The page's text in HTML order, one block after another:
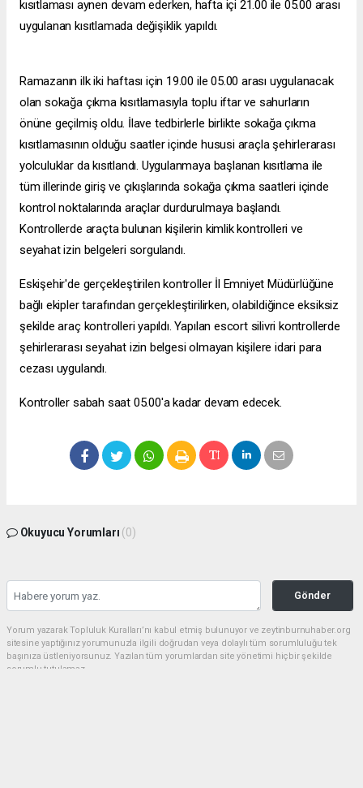
kısıtlaması aynen devam ederken, hafta içi 21.00 ile 05.00 arası
uygulanan kısıtlamada değişiklik yapıldı.
Ramazanın ilk iki haftası için 19.00 ile 05.00 arası uygulanacak
olan sokağa çıkma kısıtlamasıyla toplu iftar ve sahurların
önüne geçilmiş oldu. İlave tedbirlerle birlikte sokağa çıkma
kısıtlamasının olduğu saatler içinde hususi araçla şehirlerarası
yolculuklar da kısıtlandı. Uygulanmaya başlanan kısıtlama ile
tüm illerinde giriş ve çıkışlarında sokağa çıkma saatleri içinde
kontrol noktalarında araçlar durdurulmaya başlandı.
Kontrollerde araçta bulunan kişilerin kimlik kontrolleri ve
seyahat izin belgeleri sorgulandı.
Eskişehir'de gerçekleştirilen kontroller İl Emniyet Müdürlüğüne
bağlı ekipler tarafından gerçekleştirilirken, olabildiğince eksiksiz
şekilde araç kontrolleri yapıldı. Yapılan escort silivri kontrollerde
şehirlerarası seyahat izin belgesi olmayan kişilere idari para
cezası uygulandı.
Kontroller sabah saat 05.00'a kadar devam edecek.
Okuyucu Yorumları (0)
Gönder
Yorum yazarak Topluluk Kuralları’nı kabul etmiş bulunuyor ve zeytinburnuhaber.org
sitesine yaptığınız yorumunuzla ilgili doğrudan veya dolaylı tüm sorumluluğu tek
başınıza üstleniyorsunuz. Yazılan tüm yorumlardan site yönetimi hiçbir şekilde
sorumlu tutulamaz.